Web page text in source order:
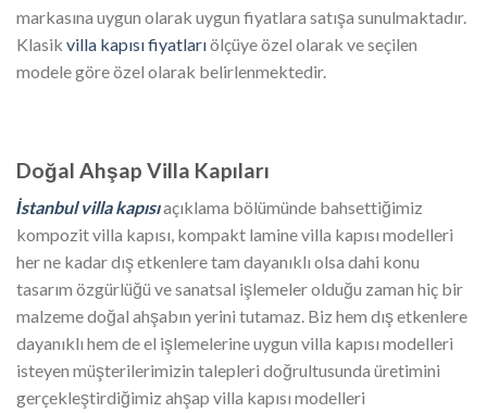
markasına uygun olarak uygun fiyatlara satışa sunulmaktadır.
Klasik villa kapısı fiyatlarıölçüye özel olarak ve seçilen
modele göre özel olarak belirlenmektedir.
Doğal Ahşap Villa Kapıları
İstanbul villa kapısıaçıklama bölümünde bahsettiğimiz
kompozit villa kapısı, kompakt lamine villa kapısı modelleri
her ne kadar dış etkenlere tam dayanıklı olsa dahi konu
tasarım özgürlüğü ve sanatsal işlemeler olduğu zaman hiç bir
malzeme doğal ahşabın yerini tutamaz. Biz hem dış etkenlere
dayanıklı hem de el işlemelerine uygun villa kapısı modelleri
isteyen müşterilerimizin talepleri doğrultusunda üretimini
gerçekleştirdiğimiz ahşap villa kapısı modelleri